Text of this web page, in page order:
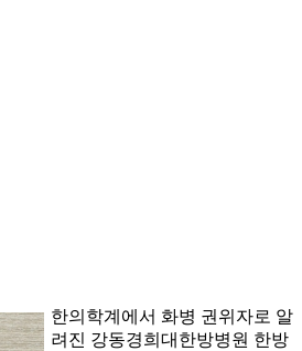
한의학계에서 화병 권위자로 알
려진 강동경희대한방병원 한방